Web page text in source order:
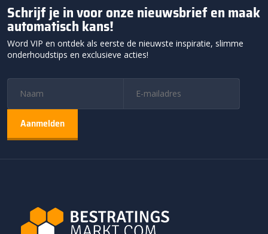
Schrijf je in voor onze nieuwsbrief en maak
automatisch kans!
Word VIP en ontdek als eerste de nieuwste inspiratie, slimme
onderhoudstips en exclusieve acties!